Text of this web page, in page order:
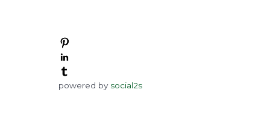
powered by social2s